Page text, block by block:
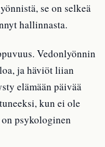
se on selkeä
hallinnasta.
Vedonlyönnin
ja häviöt liian
elämään päivää
kun ei ole
psykologinen